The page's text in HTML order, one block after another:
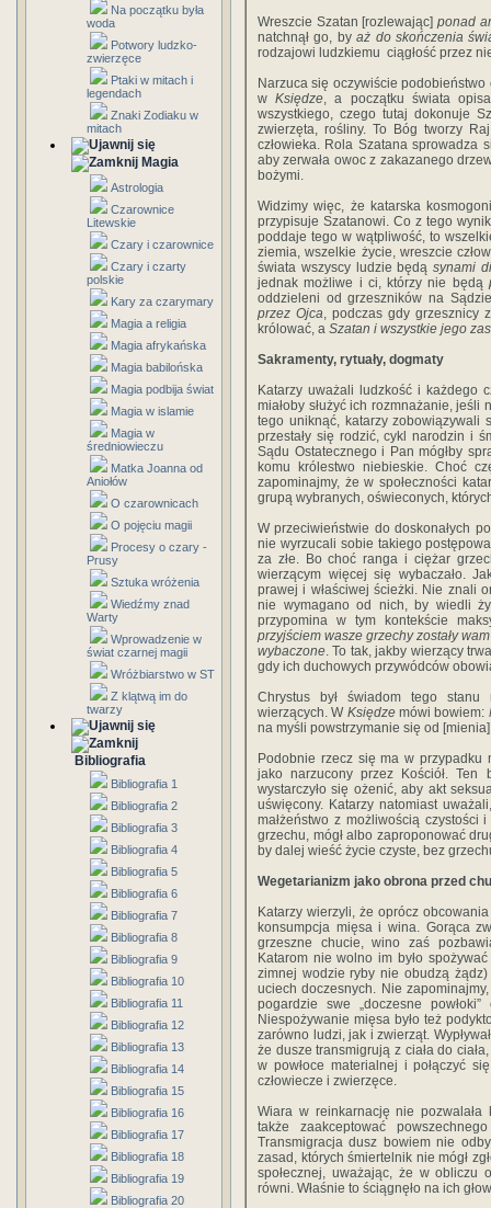
Na początku była
woda
Potwory ludzko-
zwierzęce
Ptaki w mitach i
legendach
Znaki Zodiaku w
mitach
Magia
Astrologia
Czarownice
Litewskie
Czary i czarownice
Czary i czarty
polskie
Kary za czarymary
Magia a religia
Magia afrykańska
Magia babilońska
Magia podbija świat
Magia w islamie
Magia w
średniowieczu
Matka Joanna od
Aniołów
O czarownicach
O pojęciu magii
Procesy o czary -
Prusy
Sztuka wróżenia
Wiedźmy znad
Warty
Wprowadzenie w
świat czarnej magii
Wróżbiarstwo w ST
Z klątwą im do
twarzy
Bibliografia
Bibliografia 1
Bibliografia 2
Bibliografia 3
Bibliografia 4
Bibliografia 5
Bibliografia 6
Bibliografia 7
Bibliografia 8
Bibliografia 9
Bibliografia 10
Bibliografia 11
Bibliografia 12
Bibliografia 13
Bibliografia 14
Bibliografia 15
Bibliografia 16
Bibliografia 17
Bibliografia 18
Bibliografia 19
Bibliografia 20
Wreszcie Szatan [rozlewając]ponad
natchnął go, byaż do skończenia
rodzajowi ludzkiemu ciągłość przez
Narzuca się oczywiście
wKsiędze, a początku świata
wszystkiego, czego tutaj dokonuje
zwierzęta, rośliny. To Bóg tworzy
człowieka. Rola Szatana
aby zerwała owoc z zakazanego
bożymi.
Widzimy więc, że katarska
przypisuje Szatanowi. Co z tego
poddaje tego w wątpliwość, to
ziemia, wszelkie życie, wreszcie
świata wszyscy ludzie będą synami
jednak możliwe i ci, którzy nie będą
oddzieleni od grzeszników na
przez Ojca, podczas gdy grzesznicy
królować, a Szatan i wszystkie jego
Sakramenty, rytuały, dogmaty
Katarzy uważali ludzkość i każdego
miałoby służyć ich rozmnażanie,
tego uniknąć, katarzy zobowiązywali
przestały się rodzić, cykl narodzin i
Sądu Ostatecznego i Pan mógłby
komu królestwo niebieskie. Choć
zapominajmy, że w społeczności
grupą wybranych, oświeconych,
W przeciwieństwie do doskonałych
nie wyrzucali sobie takiego
za złe. Bo choć ranga i ciężar
wierzącym więcej się wybaczało.
prawej i właściwej ścieżki. Nie znali
nie wymagano od nich, by wiedli
przypomina w tym kontekście
przyjściem wasze grzechy zostały
wybaczone. To tak, jakby wierzący
gdy ich duchowych przywódców
Chrystus był świadom tego stanu
wierzących. W Księdzemówi bowiem:
na myśli powstrzymanie się od
Podobnie rzecz się ma w przypadku
jako narzucony przez Kościół. Ten
wystarczyło się ożenić, aby akt
uświęcony. Katarzy natomiast
małżeństwo z możliwością czystości
grzechu, mógł albo zaproponować
by dalej wieść życie czyste, bez
Wegetarianizm jako obrona przed
Katarzy wierzyli, że oprócz
konsumpcja mięsa i wina. Gorąca
grzeszne chucie, wino zaś
Katarom nie wolno im było
zimnej wodzie ryby nie obudzą
uciech doczesnych. Nie
pogardzie swe „doczesne
Niespożywanie mięsa było też
zarówno ludzi, jak i zwierząt.
że dusze transmigrują z ciała do
w powłoce materialnej i połączyć
człowiecze i zwierzęce.
Wiara w reinkarnację nie
także zaakceptować
Transmigracja dusz bowiem nie
zasad, których śmiertelnik nie mógł
społecznej, uważając, że w obliczu
równi. Właśnie to ściągnęło na ich